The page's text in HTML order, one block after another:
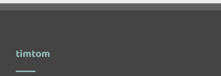
timtom